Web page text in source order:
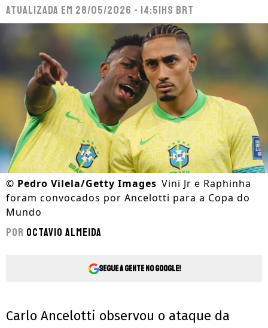
Atualizada em 28/05/2026 - 14:51hs BRT
© Pedro Vilela/Getty Images Vini Jr e Raphinha
foram convocados por Ancelotti para a Copa do
Mundo
Por Octavio Almeida
Segue a gente no Google!
Carlo Ancelotti observou o ataque da